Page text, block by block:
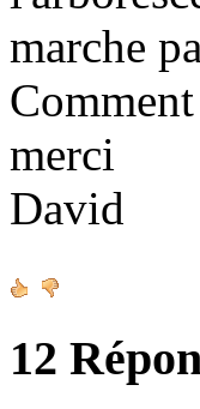
marche
merci
David
12